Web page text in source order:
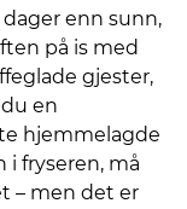
enn sunn,
på is med
gjester,
en
hjemmelagde
i fryseren, må
– men det er